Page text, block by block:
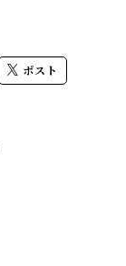
ポスト